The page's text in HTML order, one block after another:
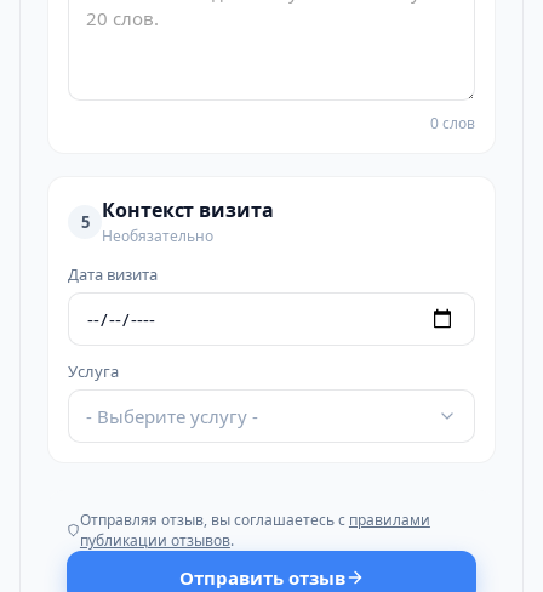
0 слов
5 Контекст визита
Необязательно
Дата визита
Услуга
- Выберите услугу -
Отправляя отзыв, вы соглашаетесь с правилами
публикации отзывов.
Отправить отзыв